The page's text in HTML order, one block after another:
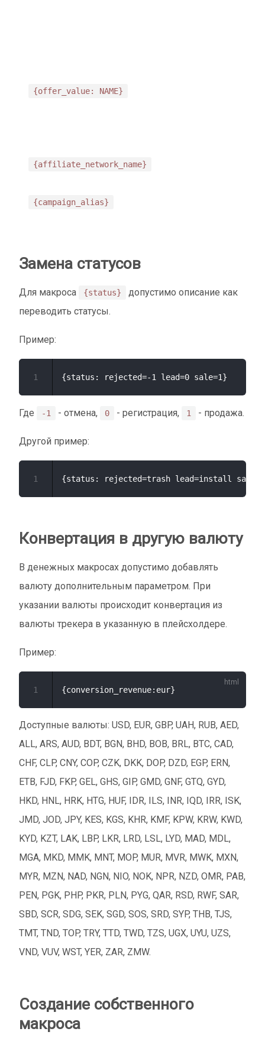
{offer_value: NAME}
{affiliate_network_name}
{campaign_alias}
Замена статусов
Для макроса {status}
допустимо описание как
переводить статусы.
Пример:
1
Где -1 - отмена, 0 - регистрация, 1 - продажа.
Другой пример:
1
Конвертация в другую валюту
В денежных макросах допустимо добавлять
валюту дополнительным параметром. При
указании валюты происходит конвертация из
валюты трекера в указанную в плейсхолдере.
Пример:
1
Доступные валюты: USD, EUR, GBP, UAH, RUB, AED,
ALL, ARS, AUD, BDT, BGN, BHD, BOB, BRL, BTC, CAD,
CHF, CLP, CNY, COP, CZK, DKK, DOP, DZD, EGP, ERN,
ETB, FJD, FKP, GEL, GHS, GIP, GMD, GNF, GTQ, GYD,
HKD, HNL, HRK, HTG, HUF, IDR, ILS, INR, IQD, IRR, ISK,
JMD, JOD, JPY, KES, KGS, KHR, KMF, KPW, KRW, KWD,
KYD, KZT, LAK, LBP, LKR, LRD, LSL, LYD, MAD, MDL,
MGA, MKD, MMK, MNT, MOP, MUR, MVR, MWK, MXN,
MYR, MZN, NAD, NGN, NIO, NOK, NPR, NZD, OMR, PAB,
PEN, PGK, PHP, PKR, PLN, PYG, QAR, RSD, RWF, SAR,
SBD, SCR, SDG, SEK, SGD, SOS, SRD, SYP, THB, TJS,
TMT, TND, TOP, TRY, TTD, TWD, TZS, UGX, UYU, UZS,
VND, VUV, WST, YER, ZAR, ZMW.
Создание собственного
макроса